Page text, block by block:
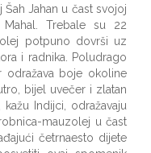
Jahan u čast svojoj
Mahal. Trebale su 22
potpuno dovrši uz
i radnika. Poludrago
odražava boje okoline
bijel uvečer i zlatan
Indijci, odražavaju
mauzolej u čast
četrnaesto dijete